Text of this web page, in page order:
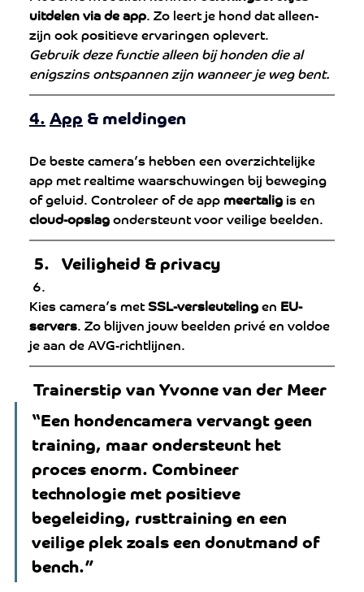
uitdelen via de app. Zo leert je hond dat alleen-
zijn ook positieve ervaringen oplevert.
Gebruik deze functie alleen bij honden die al
enigszins ontspannen zijn wanneer je weg bent.
4.App & meldingen
De beste camera’s hebben een overzichtelijke
app met realtime waarschuwingen bij beweging
of geluid. Controleer of de app meertalig is en
cloud-opslag ondersteunt voor veilige beelden.
Veiligheid & privacy
Kies camera’s met SSL-versleuteling en EU-
servers. Zo blijven jouw beelden privé en voldoe
je aan de AVG-richtlijnen.
Trainerstip van Yvonne van der Meer
“Een hondencamera vervangt geen
training, maar ondersteunt het
proces enorm. Combineer
technologie met positieve
begeleiding, rusttraining en een
veilige plek zoals een donutmand of
bench.”